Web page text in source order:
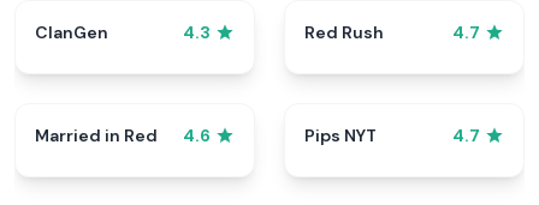
ClanGen 4.3 Red Rush 4.7
Married in Red 4.6 Pips NYT 4.7